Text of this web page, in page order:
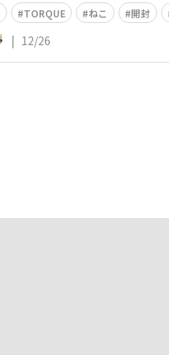
TORQUE ねこ 開封
| 12/26